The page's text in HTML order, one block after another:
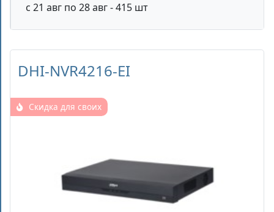
с 21 авг по 28 авг - 415 шт
DHI-NVR4216-EI
Скидка для своих